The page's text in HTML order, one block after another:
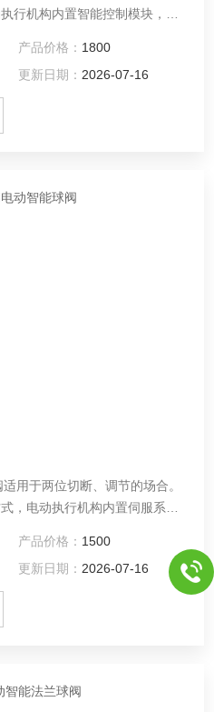
行机构内置智能控制模块，输
地远程切换，就低可以在电动
过红外线遥控器对阀门进行遥
有功能强、体积小、轻便宜
能力大等优点，广泛应用于食
产品价格： 1800
更新日期： 2026-07-16
用于两位切断、调节的场合。
，电动执行机构内置伺服系
垂直于通道轴旋转90°的阀
执行器和O型阀结构组成，属
，接受工业自动化控制
电流信号或电压信号的输入输
产品价格： 1500
更新日期： 2026-07-16